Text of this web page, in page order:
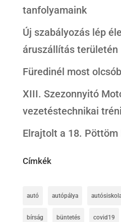
tanfolyamaink
Új szabályozás lép
áruszállítás területén
Füredinél most
XIII. Szezonnyitó
vezetéstechnikai
Elrajtolt a 18. Pöttöm
Címkék
autó autópálya
bírság büntetés covid19